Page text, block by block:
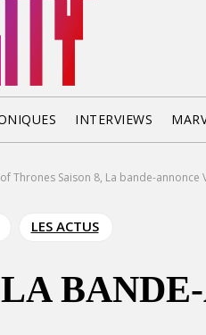
INTERVIEWS
Thrones Saison 8, La bande-annonce
LES ACTUS